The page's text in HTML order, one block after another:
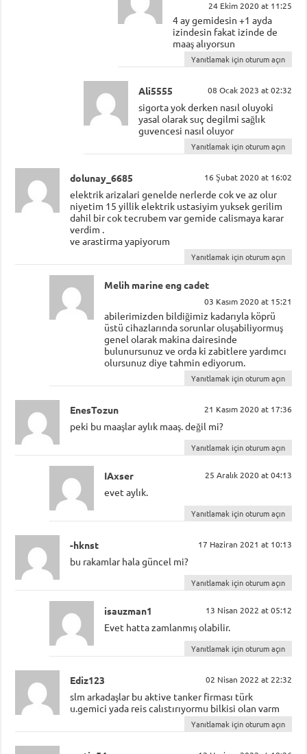
24 Ekim 2020 at 11:25
4 ay gemidesin +1 ayda
izindesin fakat izinde de
maaş alıyorsun
Yanıtlamak için oturum açın
Ali5555 08 Ocak 2023 at 02:32
sigorta yok derken nasıl oluyoki
yasal olarak suç degilmi sağlık
guvencesi nasıl oluyor
Yanıtlamak için oturum açın
dolunay_6685 16 Şubat 2020 at 16:02
elektrik arizalari genelde nerlerde cok ve az olur
niyetim 15 yillik elektrik ustasiyim yuksek gerilim
dahil bir cok tecrubem var gemide calismaya karar
verdim .
ve arastirma yapiyorum
Yanıtlamak için oturum açın
Melih marine eng cadet
03 Kasım 2020 at 15:21
abilerimizden bildiğimiz kadarıyla köprü
üstü cihazlarında sorunlar oluşabiliyormuş
genel olarak makina dairesinde
bulunursunuz ve orda ki zabitlere yardımcı
olursunuz diye tahmin ediyorum.
Yanıtlamak için oturum açın
EnesTozun 21 Kasım 2020 at 17:36
peki bu maaşlar aylık maaş. değil mi?
Yanıtlamak için oturum açın
IAxser 25 Aralık 2020 at 04:13
evet aylık.
Yanıtlamak için oturum açın
-hknst 17 Haziran 2021 at 10:13
bu rakamlar hala güncel mi?
Yanıtlamak için oturum açın
isauzman1 13 Nisan 2022 at 05:12
Evet hatta zamlanmış olabilir.
Yanıtlamak için oturum açın
Ediz123 02 Nisan 2022 at 22:32
slm arkadaşlar bu aktive tanker firması türk
u.gemici yada reis calıstırıyormu bilkisi olan varm
Yanıtlamak için oturum açın